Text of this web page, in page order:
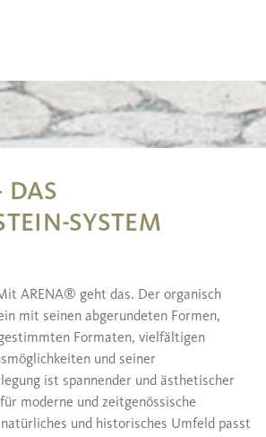
SYSTEM
ARENA® geht das. Der organisch
mit seinen abgerundeten Formen,
Formaten, vielfältigen
und seiner
ist spannender und ästhetischer
moderne und zeitgenössische
und historisches Umfeld passt